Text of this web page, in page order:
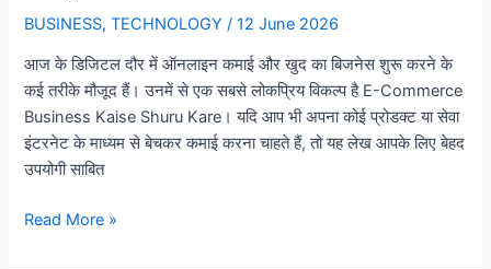
BUSINESS,TECHNOLOGY /12 June 2026
आज के डिजिटल दौर में ऑनलाइन कमाई और खुद का बिजनेस शुरू करने के
कई तरीके मौजूद हैं। उनमें से एक सबसे लोकप्रिय विकल्प है E-Commerce
Business Kaise Shuru Kare। यदि आप भी अपना कोई प्रोडक्ट या सेवा
इंटरनेट के माध्यम से बेचकर कमाई करना चाहते हैं, तो यह लेख आपके लिए बेहद
उपयोगी साबित
E-
Read More »